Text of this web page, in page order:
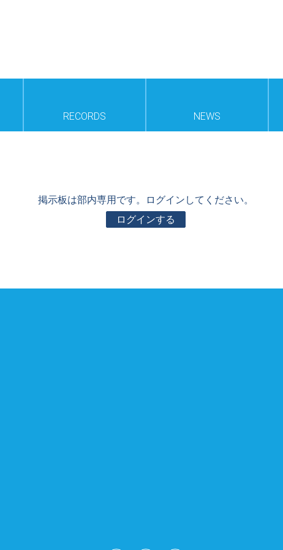
RECORDS NEWS
掲示板は部内専用です。ログインしてください。
ログインする